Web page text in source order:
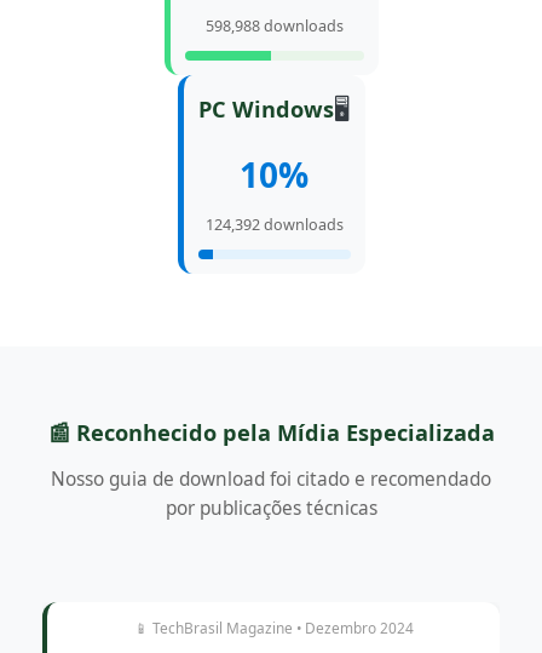
598,988 downloads
PC Windows🖥️
10%
124,392 downloads
📰 Reconhecido pela Mídia Especializada
Nosso guia de download foi citado e recomendado
por publicações técnicas
📱 TechBrasil Magazine • Dezembro 2024